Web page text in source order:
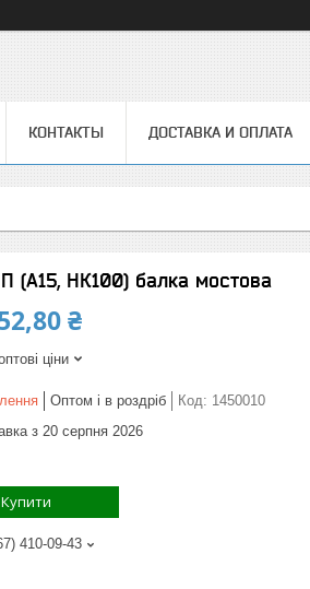
КОНТАКТЫ ДОСТАВКА И ОПЛАТА
(А15, НК100) балка мостова
₴
ціни
Оптом і в роздріб Код: 1450010
з 20 серпня 2026
Купити
410-09-43